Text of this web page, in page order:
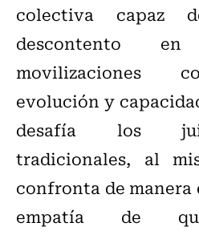
colectiva capaz
descontento
movilizaciones
evolución y
desafía los
tradicionales, al
confronta de
empatía de